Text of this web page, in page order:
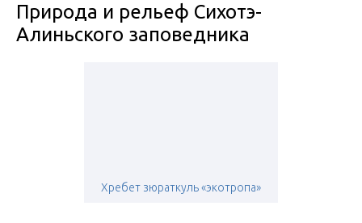
Природа и рельеф Сихотэ-
Алиньского заповедника
Хребет зюраткуль «экотропа»